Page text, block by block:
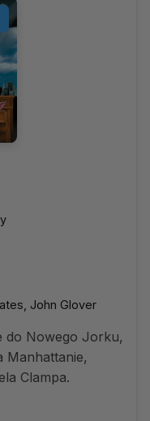
John Glover
do Nowego Jorku,
Manhattanie,
Clampa.